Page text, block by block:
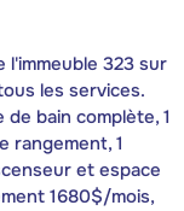
l'immeuble 323 sur
les services.
bain complète, 1
rangement, 1
et espace
1680$/mois,